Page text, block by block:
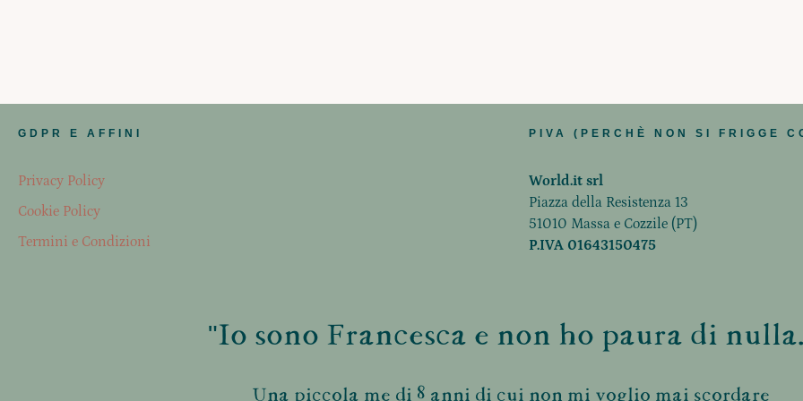
GDPR E AFFINI
Privacy Policy
Cookie Policy
Termini e Condizioni
PIVA (PERCHÈ NON SI FRIGGE
World.it srl
Piazza della Resistenza 13
51010 Massa e Cozzile (PT)
P.IVA 01643150475
"Io sono Francesca e non ho paura di
Una piccola me di 8 anni di cui non mi voglio mai scordare